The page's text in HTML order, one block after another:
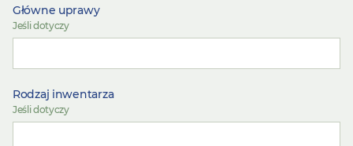
Główne uprawy
Jeśli dotyczy
Rodzaj inwentarza
Jeśli dotyczy